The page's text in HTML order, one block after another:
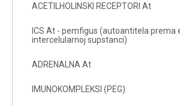
ACETILHOLINSKI RECEPTORI At
ICS At - pemfigus (autoantitela prema
intercelularnoj supstanci)
ADRENALNA At
IMUNOKOMPLEKSI (PEG)